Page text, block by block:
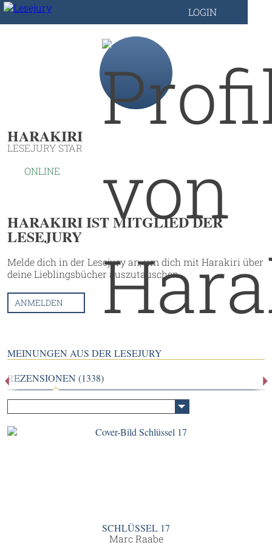
LOGIN
HARAKIRI
LESEJURY STAR
ONLINE
HARAKIRI IST MITGLIED DER
LESEJURY
Melde dich in der Lesejury an, um dich mit Harakiri über
deine Lieblingsbücher auszutauschen.
ANMELDEN
MEINUNGEN AUS DER LESEJURY
REZENSIONEN (1338)
SCHLÜSSEL 17
Marc Raabe